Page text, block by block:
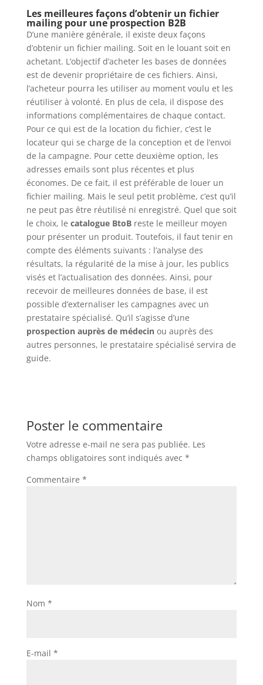
Les meilleures façons d’obtenir un fichier
mailing pour une prospection B2B
D’une manière générale, il existe deux façons
d’obtenir un fichier mailing. Soit en le louant soit en
achetant. L’objectif d’acheter les bases de données
est de devenir propriétaire de ces fichiers. Ainsi,
l’acheteur pourra les utiliser au moment voulu et les
réutiliser à volonté. En plus de cela, il dispose des
informations complémentaires de chaque contact.
Pour ce qui est de la location du fichier, c’est le
locateur qui se charge de la conception et de l’envoi
de la campagne. Pour cette deuxième option, les
adresses emails sont plus récentes et plus
économes. De ce fait, il est préférable de louer un
fichier mailing. Mais le seul petit problème, c’est qu’il
ne peut pas être réutilisé ni enregistré. Quel que soit
le choix, le catalogue BtoB reste le meilleur moyen
pour présenter un produit. Toutefois, il faut tenir en
compte des éléments suivants : l’analyse des
résultats, la régularité de la mise à jour, les publics
visés et l’actualisation des données. Ainsi, pour
recevoir de meilleures données de base, il est
possible d’externaliser les campagnes avec un
prestataire spécialisé. Qu’il s’agisse d’une
prospection auprès de médecin ou auprès des
autres personnes, le prestataire spécialisé servira de
guide.
Poster le commentaire
Votre adresse e-mail ne sera pas publiée. Les
champs obligatoires sont indiqués avec *
Commentaire *
Nom *
E-mail *